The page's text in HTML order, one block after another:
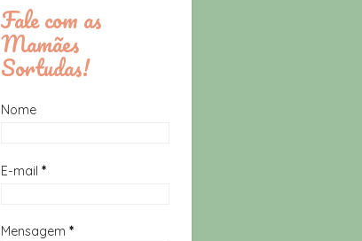
Fale com as
Mamães
Sortudas!
Nome
E-mail *
Mensagem *